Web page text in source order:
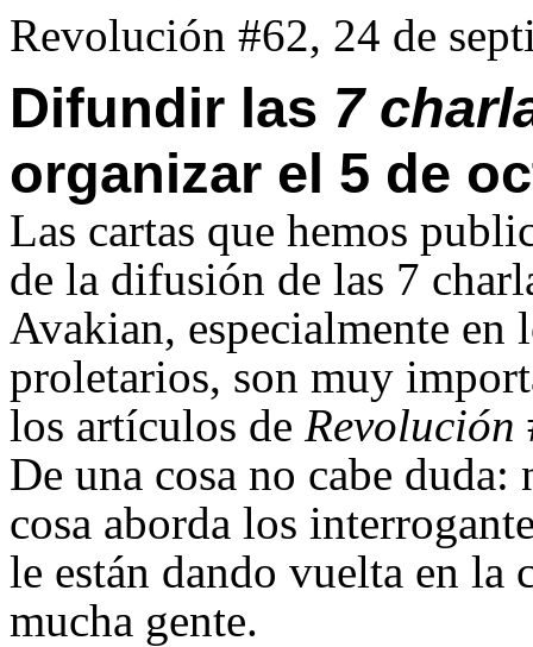
Revolución #62, 24 de
Difundir las 7
organizar el 5 de
Las cartas que hemos
de la difusión de las 7
Avakian, especialmente en
proletarios, son muy
los artículos de Revolución
De una cosa no cabe duda:
cosa aborda los
le están dando vuelta en la
mucha gente.